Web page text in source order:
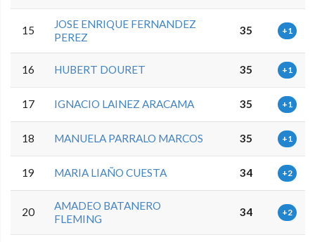
15
JOSE ENRIQUE FERNANDEZ
PEREZ
35 +1
16 HUBERT DOURET 35 +1
17 IGNACIO LAINEZ ARACAMA 35 +1
18 MANUELA PARRALO MARCOS 35 +1
19 MARIA LIAÑO CUESTA 34 +2
20
AMADEO BATANERO
FLEMING
34 +2